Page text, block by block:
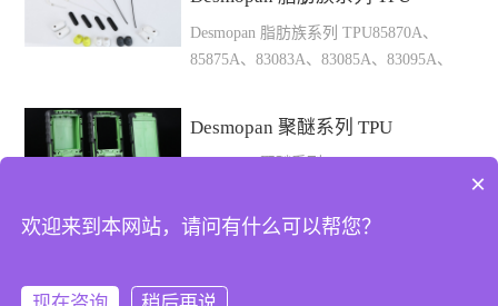
19020-
40801075AU75A1209337009025170-
议，仅供参考，实际须以产品之具体情
40903690AU91A12116048013045190-
21020-
情况为准。
Mpa断裂伸长率%撕裂强度kN/m摩擦损
耗mm³熔体温度℃模具温度℃干燥温
度℃786E87A1150395446040210-23020-
23020-4090以上性能参数及我司技术建
议，仅供参考，...
实际须以产品之具体情况为准。
Desmopan 脂肪族系列 TPU85870A、
85875A、83083A、83085A、83095A、
能，适用于对耐黄和弹性要求高的产品
耗mm³熔体温度℃模具温度℃干燥温
170-19020-
Desmopan 聚醚系列 TPU
9090AU、9095AU、9370A、
好的抗水解和抗微生物性能，优良的低
×
欢迎来到本网站，请问有什么可以帮您？